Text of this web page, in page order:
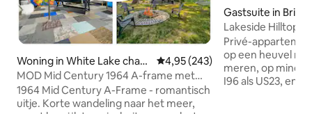
Woning in White Lake chart
er Township
Gemiddelde beoordeling van
4,95 (243)
MOD Mid Century 1964 A-frame met
spelletjeskamer
1964 Mid Century A-Frame - romantisch
uitje. Korte wandeling naar het meer,
Gastsuite in
Lakeside Hilltop
Privé-
op een heuvel
meren, op minder
I96 als US23, en